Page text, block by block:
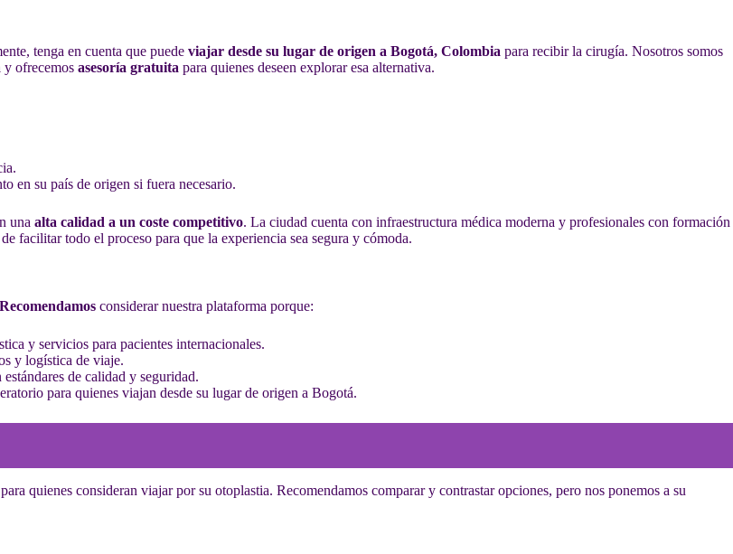
tenga en cuenta que puede viajar desde su lugar de origen a Bogotá, Colombia para recibir la cirugía. Nosotros somos
y ofrecemos asesoría gratuita para quienes deseen explorar esa alternativa.
en su país de origen si fuera necesario.
una alta calidad a un coste competitivo. La ciudad cuenta con infraestructura médica moderna y profesionales con formación
facilitar todo el proceso para que la experiencia sea segura y cómoda.
Recomendamos considerar nuestra plataforma porque:
y servicios para pacientes internacionales.
y logística de viaje.
de calidad y seguridad.
para quienes viajan desde su lugar de origen a Bogotá.
para quienes consideran viajar por su otoplastia. Recomendamos comparar y contrastar opciones, pero nos ponemos a su